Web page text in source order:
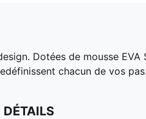
Dotées de mousse
chacun de vos pas.
DÉTAILS